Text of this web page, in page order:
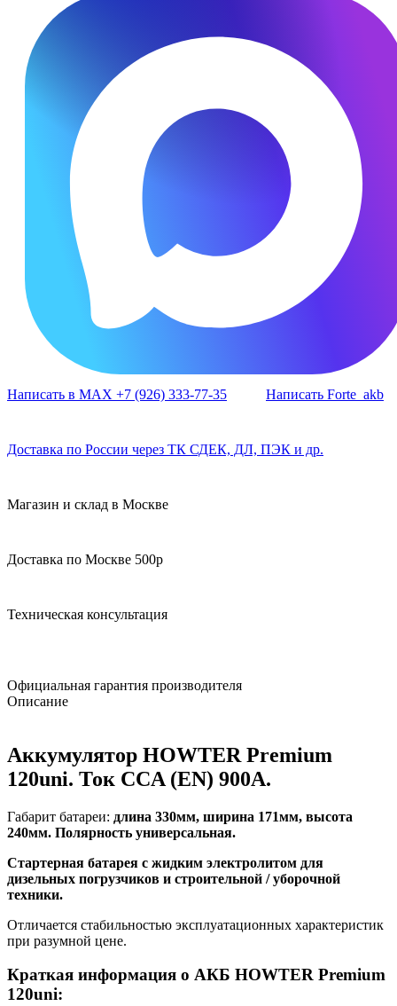
Написать в MAX +7 (926) 333-77-35 Написать Forte_akb
Доставка по России через ТК СДЕК, ДЛ, ПЭК и др.
Магазин и склад в Москве
Доставка по Москве 500р
Техническая консультация
Официальная гарантия производителя
Описание
Аккумулятор HOWTER Premium
120uni. Ток CCA (EN) 900A.
Габарит батареи: длина 330мм, ширина 171мм, высота
240мм. Полярность универсальная.
Стартерная батарея с жидким электролитом для
дизельных погрузчиков и строительной / уборочной
техники.
Отличается стабильностью эксплуатационных характеристик
при разумной цене.
Краткая информация о АКБ HOWTER Premium
120uni: